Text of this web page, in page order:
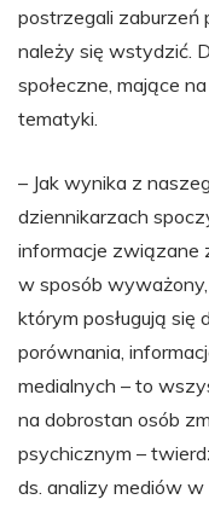
postrzegali zaburzeń
należy się wstydzić.
społeczne, mające
tematyki.
– Jak wynika z
dziennikarzach
informacje związane
w sposób
którym posługują się
porównania,
medialnych – to
na dobrostan osób
psychicznym –
ds. analizy mediów w